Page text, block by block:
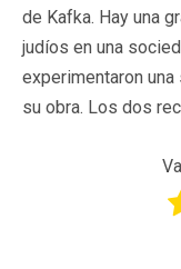
de Kafka. Hay una
judíos en una
experimentaron
su obra. Los dos